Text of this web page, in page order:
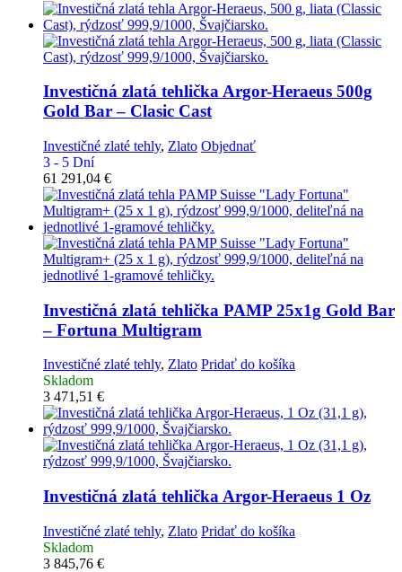
Investičná zlatá tehličkaArgor-Heraeus 500g
Gold Bar – Clasic Cast
Investičné zlaté tehly, Zlato Objednať
3 - 5 Dní
61 291,04 €
Investičná zlatá tehlička PAMP 25x1g Gold Bar
– Fortuna Multigram
Investičné zlaté tehly, Zlato Pridať do košíka
Skladom
3 471,51 €
Investičná zlatá tehlička Argor-Heraeus 1 Oz
Investičné zlaté tehly, Zlato Pridať do košíka
Skladom
3 845,76 €